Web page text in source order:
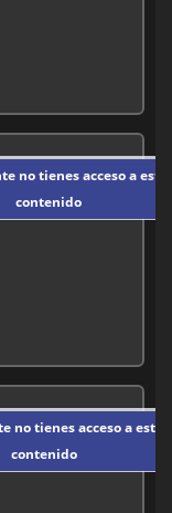
para
no tienes acceso a este
contenido
no tienes acceso a este
contenido